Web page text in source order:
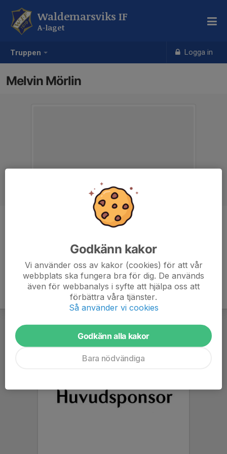
Truppen Logga in
Waldemarsviks IF
A-laget
Melvin Mörlin
Forward
Godkänn kakor
Vi använder oss av kakor (cookies) för att vår
webbplats ska fungera bra för dig. De används
även för webbanalys i syfte att hjälpa oss att
förbättra våra tjänster.
Så använder vi cookies
Godkänn alla kakor
Bara nödvändiga